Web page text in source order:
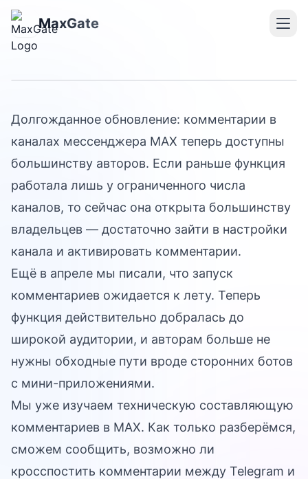
MaxGate
Комментарии в каналах
MAX
Долгожданное обновление: комментарии в
каналах мессенджера MAX теперь доступны
большинству авторов. Если раньше функция
работала лишь у ограниченного числа
каналов, то сейчас она открыта большинству
владельцев — достаточно зайти в настройки
канала и активировать комментарии.
Ещё в апреле мы писали, что запуск
комментариев ожидается к лету. Теперь
функция действительно добралась до
широкой аудитории, и авторам больше не
нужны обходные пути вроде сторонних ботов
с мини-приложениями.
Мы уже изучаем техническую составляющую
комментариев в MAX. Как только разберёмся,
сможем сообщить, возможно ли
кросспостить комментарии между Telegram и